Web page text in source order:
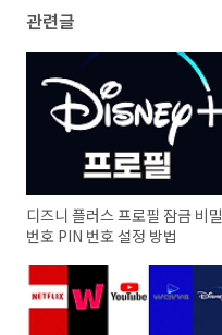
관련글
디즈니 플러스 프로필 잠금 비밀
번호 PIN 번호 설정 방법